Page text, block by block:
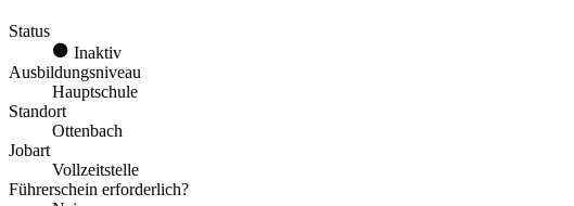
Status
Inaktiv
Ausbildungsniveau
Hauptschule
Standort
Ottenbach
Jobart
Vollzeitstelle
Führerschein erforderlich?